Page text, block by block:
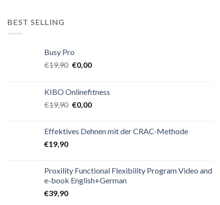
BEST SELLING
Busy Pro
€19,90 €0,00
KIBO Onlinefitness
€19,90 €0,00
Effektives Dehnen mit der CRAC-Methode
€19,90
Proxility Functional Flexibility Program Video and
e-book English+German
€39,90